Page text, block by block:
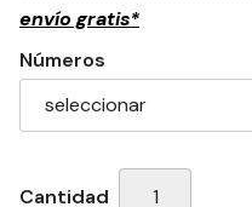
envío gratis*
Números
Cantidad